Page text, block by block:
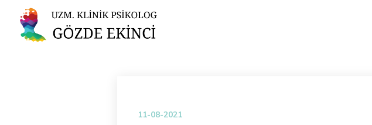
11-08-2021